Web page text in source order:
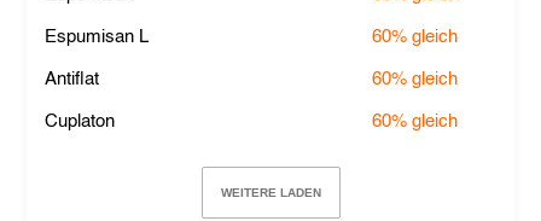
Espumisan L 60% gleich
Antiflat 60% gleich
Cuplaton 60% gleich
WEITERE LADEN